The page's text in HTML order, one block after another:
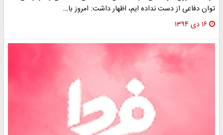
توان دفاعی از دست نداده ایم، اظهار داشت: امروز با…
۱۶ دی ۱۳۹۴